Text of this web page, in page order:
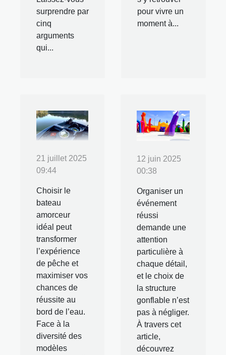
surprendre par
cinq
arguments
qui...
pour vivre un
moment à...
21 juillet 2025
09:44
Choisir le
bateau
amorceur
idéal peut
transformer
l’expérience
de pêche et
maximiser vos
chances de
réussite au
bord de l’eau.
Face à la
diversité des
modèles
12 juin 2025
00:38
Organiser un
événement
réussi
demande une
attention
particulière à
chaque détail,
et le choix de
la structure
gonflable n’est
pas à négliger.
À travers cet
article,
découvrez